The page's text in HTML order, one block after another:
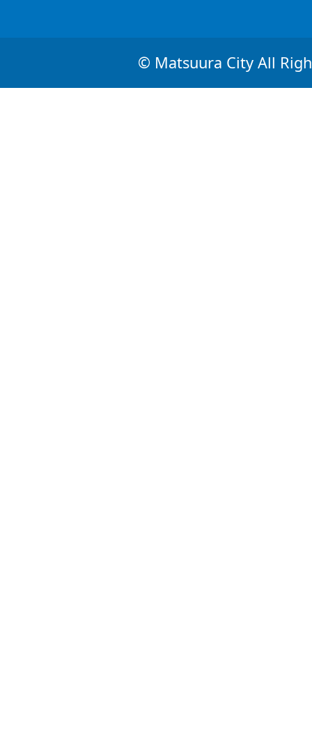
© Matsuura City All